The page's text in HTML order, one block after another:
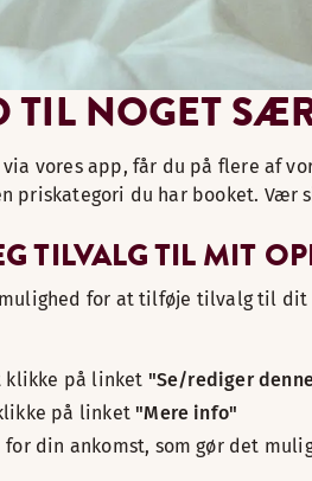
NOGET
vores app, får du på flere af
priskategori du har booket. Vær
TILVALG TIL MIT
for at tilføje tilvalg til dit
klikke på linket "Se/rediger
på linket"Mere info"
for din ankomst, som gør det